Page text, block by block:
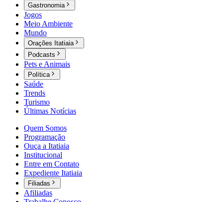
Gastronomia
Jogos
Meio Ambiente
Mundo
Orações Itatiaia
Podcasts
Pets e Animais
Política
Saúde
Trends
Turismo
Últimas Notícias
Quem Somos
Programação
Ouça a Itatiaia
Institucional
Entre em Contato
Expediente Itatiaia
Filiadas
Afiliadas